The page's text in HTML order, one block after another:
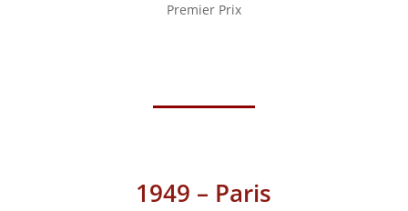
Premier Prix
1949 – Paris